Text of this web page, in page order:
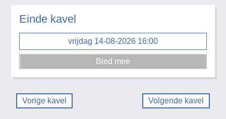
Einde kavel
vrijdag 14-08-2026 16:00
Vorige kavel Volgende kavel